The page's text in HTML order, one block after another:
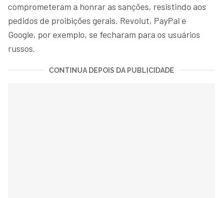
comprometeram a honrar as sanções, resistindo aos
pedidos de proibições gerais. Revolut, PayPal e
Google, por exemplo, se fecharam para os usuários
russos.
CONTINUA DEPOIS DA PUBLICIDADE